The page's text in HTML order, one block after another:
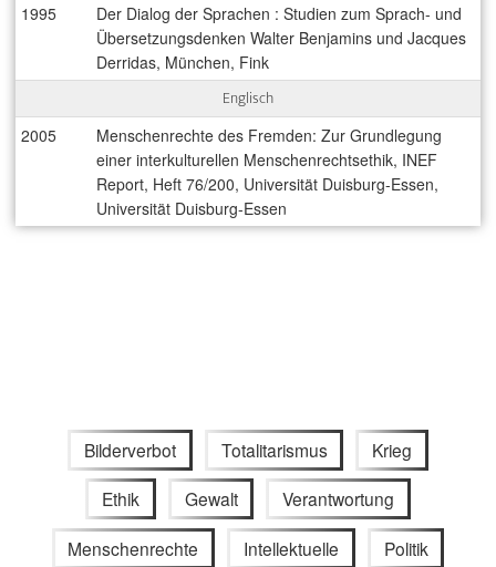
1995
Der Dialog der Sprachen : Studien zum Sprach- und
Übersetzungsdenken Walter Benjamins und Jacques
Derridas, München, Fink
Englisch
2005
Menschenrechte des Fremden: Zur Grundlegung
einer interkulturellen Menschenrechtsethik, INEF
Report, Heft 76/200, Universität Duisburg-Essen,
Universität Duisburg-Essen
Bilderverbot Totalitarismus Krieg
Ethik Gewalt Verantwortung
Menschenrechte Intellektuelle Politik